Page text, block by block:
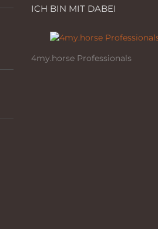
ICH BIN MIT DABEI
4my.horse Professionals